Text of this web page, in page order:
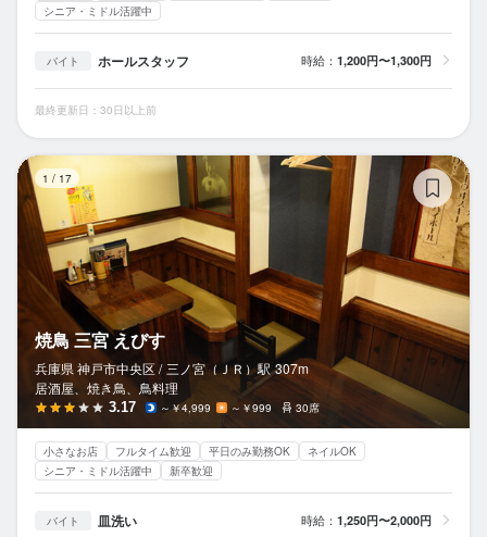
シニア・ミドル活躍中
バイト ホールスタッフ 時給： 1,200円〜1,300円
最終更新日：30日以上前
1 / 17
焼鳥 三宮 えびす
兵庫県 神戸市中央区 / 三ノ宮（ＪＲ）駅 307m
居酒屋、焼き鳥、鳥料理
3.17 ～￥4,999 ～￥999 30席
小さなお店 フルタイム歓迎 平日のみ勤務OK
ネイルOK
シニア・ミドル活躍中
新卒歓迎
バイト 皿洗い 時給： 1,250円〜2,000円